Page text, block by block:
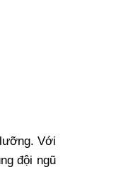
Với
đội ngũ